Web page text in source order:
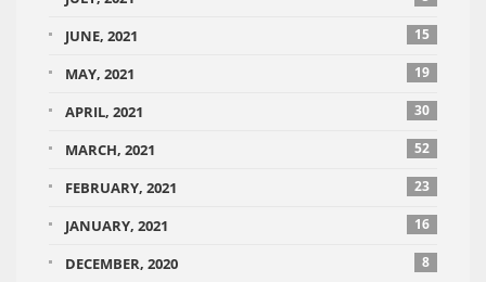
JUNE, 2021 15
MAY, 2021 19
APRIL, 2021 30
MARCH, 2021 52
FEBRUARY, 2021 23
JANUARY, 2021 16
DECEMBER, 2020 8